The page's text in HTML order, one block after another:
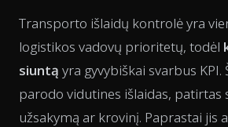
Transporto išlaidų kontrolė yra
logistikos vadovų prioritetų, todėl
siuntą yra gyvybiškai svarbus KPI.
parodo vidutines išlaidas, patirtas
užsakymą ar krovinį. Paprastai jis